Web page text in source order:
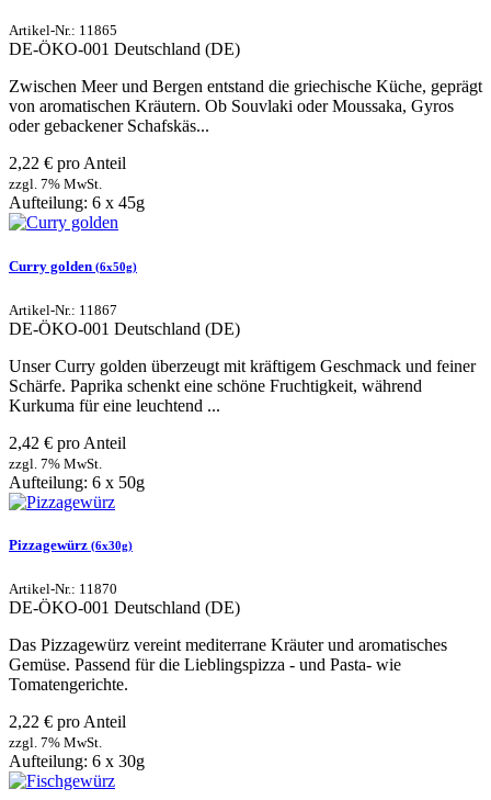
Artikel-Nr.: 11865
DE-ÖKO-001 Deutschland (DE)
Zwischen Meer und Bergen entstand die griechische Küche, geprägt
von aromatischen Kräutern. Ob Souvlaki oder Moussaka, Gyros
oder gebackener Schafskäs...
2,22 € pro Anteil
zzgl. 7% MwSt.
Aufteilung: 6 x 45g
Curry golden (6x50g)
Artikel-Nr.: 11867
DE-ÖKO-001 Deutschland (DE)
Unser Curry golden überzeugt mit kräftigem Geschmack und feiner
Schärfe. Paprika schenkt eine schöne Fruchtigkeit, während
Kurkuma für eine leuchtend ...
2,42 € pro Anteil
zzgl. 7% MwSt.
Aufteilung: 6 x 50g
Pizzagewürz (6x30g)
Artikel-Nr.: 11870
DE-ÖKO-001 Deutschland (DE)
Das Pizzagewürz vereint mediterrane Kräuter und aromatisches
Gemüse. Passend für die Lieblingspizza - und Pasta- wie
Tomatengerichte.
2,22 € pro Anteil
zzgl. 7% MwSt.
Aufteilung: 6 x 30g